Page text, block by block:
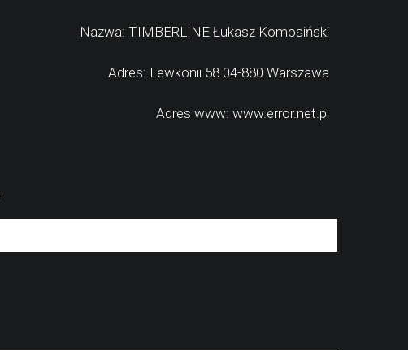
Nazwa: TIMBERLINE Łukasz Komosiński
Adres: Lewkonii 58 04-880 Warszawa
Adres www: www.error.net.pl